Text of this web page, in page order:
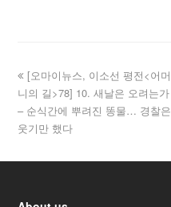
[오마이뉴스, 이소선 평전<어머
니의 길>78] 10. 새날은 오려는가
– 순식간에 뿌려진 똥물… 경찰은
웃기만 했다